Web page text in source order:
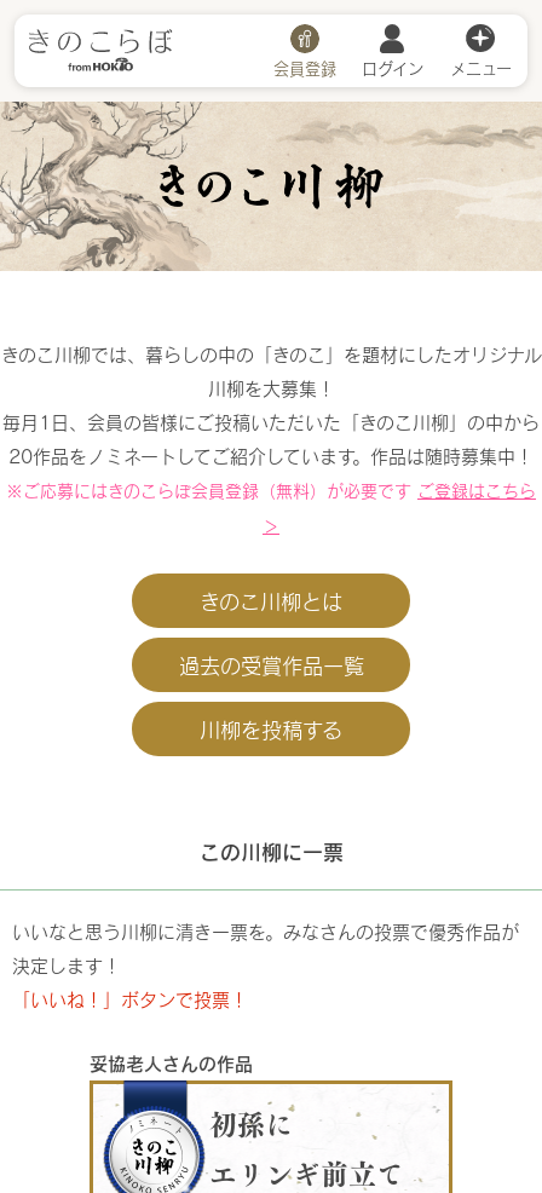
会員登録 ログイン メニュー
川柳詳細
きのこ川柳では、暮らしの中の「きのこ」を題材にしたオリジナル
川柳を大募集！
毎月1日、会員の皆様にご投稿いただいた「きのこ川柳」の中から
20作品をノミネートしてご紹介しています。作品は随時募集中！
※ご応募にはきのこらぼ会員登録（無料）が必要です ご登録はこちら
＞
きのこ川柳とは
過去の受賞作品一覧
川柳を投稿する
この川柳に一票
いいなと思う川柳に清き一票を。みなさんの投票で優秀作品が
決定します！
「いいね！」ボタンで投票！
妥協老人さんの作品
初孫に
エリンギ前立て